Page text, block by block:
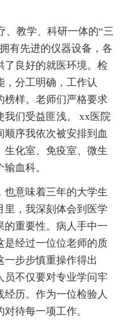
教学、科研一体的“三
有先进的仪器设备，各
了良好的就医环境。检
分工明确，工作认
榜样。老师们严格要求
我们受益匪浅。 xx医院
序我依次被安排到血
化室、免疫室、微生
血科。
意味着三年的大学生
里，我深刻体会到医学
的重要性。病人手中一
是经过一位位老师的质
一步步慎重操作得出
员不仅要对专业学问牢
历。作为一位检验人
待每一项工作。